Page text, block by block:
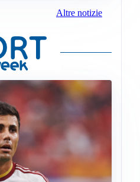
Altre notizie